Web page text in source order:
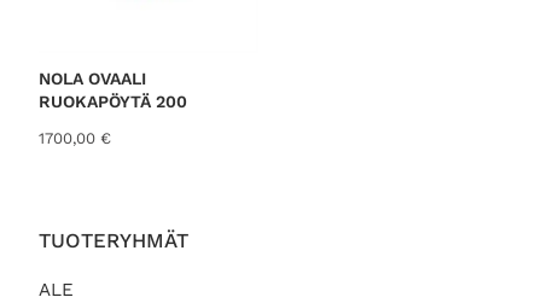
TUOTERYHMÄT
ALE
NOLA OVAALI
RUOKAPÖYTÄ 200
1700,00 €